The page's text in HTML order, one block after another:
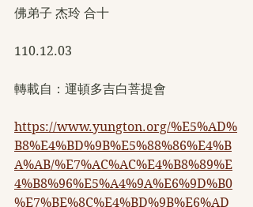
佛弟子 杰玲 合十
110.12.03
轉載自：運頓多吉白菩提會
https://www.yungton.org/%E5%AD%
B8%E4%BD%9B%E5%88%86%E4%B
A%AB/%E7%AC%AC%E4%B8%89%E
4%B8%96%E5%A4%9A%E6%9D%B0
%E7%BE%8C%E4%BD%9B%E6%AD